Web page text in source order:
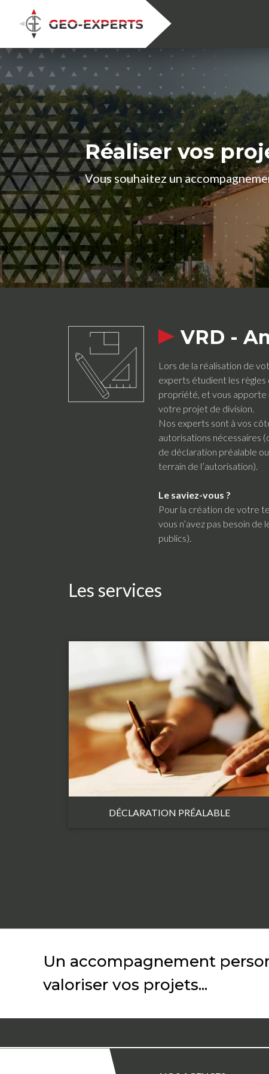
Réaliser vos
Vous souhaitez un
VRD -
Lors de la réalisation de
experts étudient les règles
propriété, et vous apporte
votre projet de division.
Nos experts sont à vos
autorisations nécessaires
de déclaration préalable
terrain de l’autorisation).
Le saviez-vous ?
Pour la création de votre
vous n’avez pas besoin
publics).
Les services
DÉCLARATION PRÉALABLE
Un accompagnement
valoriser vos projets...